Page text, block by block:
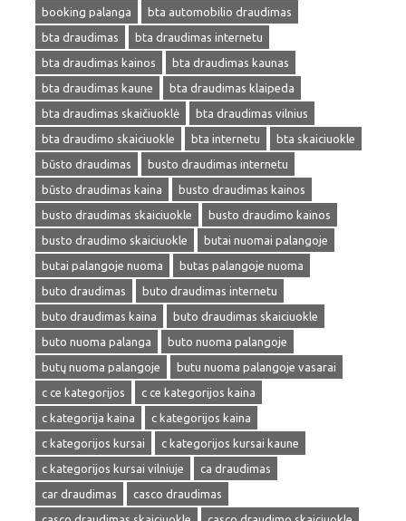
booking palanga
bta automobilio draudimas
bta draudimas
bta draudimas internetu
bta draudimas kainos
bta draudimas kaunas
bta draudimas kaune
bta draudimas klaipeda
bta draudimas skaičiuoklė
bta draudimas vilnius
bta draudimo skaiciuokle
bta internetu
bta skaiciuokle
būsto draudimas
busto draudimas internetu
būsto draudimas kaina
busto draudimas kainos
busto draudimas skaiciuokle
busto draudimo kainos
busto draudimo skaiciuokle
butai nuomai palangoje
butai palangoje nuoma
butas palangoje nuoma
buto draudimas
buto draudimas internetu
buto draudimas kaina
buto draudimas skaiciuokle
buto nuoma palanga
buto nuoma palangoje
butų nuoma palangoje
butu nuoma palangoje vasarai
c ce kategorijos
c ce kategorijos kaina
c kategorija kaina
c kategorijos kaina
c kategorijos kursai
c kategorijos kursai kaune
c kategorijos kursai vilniuje
ca draudimas
car draudimas
casco draudimas